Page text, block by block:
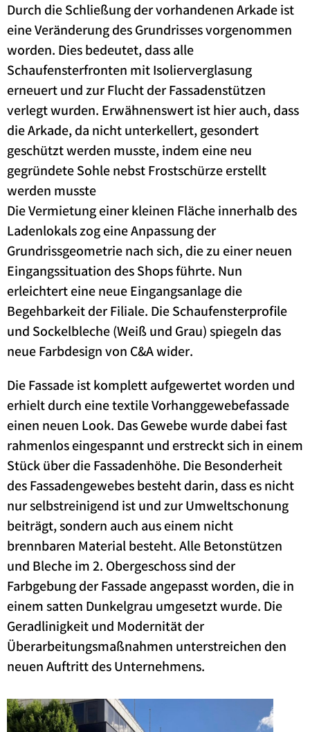
Durch die Schließung der vorhandenen Arkade ist
eine Veränderung des Grundrisses vorgenommen
worden. Dies bedeutet, dass alle
Schaufensterfronten mit Isolierverglasung
erneuert und zur Flucht der Fassadenstützen
verlegt wurden. Erwähnenswert ist hier auch, dass
die Arkade, da nicht unterkellert, gesondert
geschützt werden musste, indem eine neu
gegründete Sohle nebst Frostschürze erstellt
werden musste
Die Vermietung einer kleinen Fläche innerhalb des
Ladenlokals zog eine Anpassung der
Grundrissgeometrie nach sich, die zu einer neuen
Eingangssituation des Shops führte. Nun
erleichtert eine neue Eingangsanlage die
Begehbarkeit der Filiale. Die Schaufensterprofile
und Sockelbleche (Weiß und Grau) spiegeln das
neue Farbdesign von C&A wider.
Die Fassade ist komplett aufgewertet worden und
erhielt durch eine textile Vorhanggewebefassade
einen neuen Look. Das Gewebe wurde dabei fast
rahmenlos eingespannt und erstreckt sich in einem
Stück über die Fassadenhöhe. Die Besonderheit
des Fassadengewebes besteht darin, dass es nicht
nur selbstreinigend ist und zur Umweltschonung
beiträgt, sondern auch aus einem nicht
brennbaren Material besteht. Alle Betonstützen
und Bleche im 2. Obergeschoss sind der
Farbgebung der Fassade angepasst worden, die in
einem satten Dunkelgrau umgesetzt wurde. Die
Geradlinigkeit und Modernität der
Überarbeitungsmaßnahmen unterstreichen den
neuen Auftritt des Unternehmens.